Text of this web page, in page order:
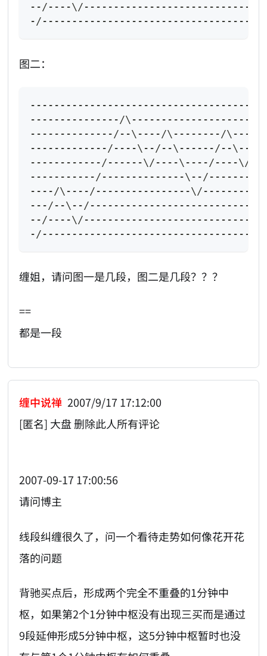
--/----
图二：
---------------/
--------------/--\----/\--------/
-------------/----\--/--\------/--
------------/------\/----\----/----
-----------/--------------
----/\----/----------------
---/--
--/----
缠姐，请问图一是几段，图二是几段？？？
==
都是一段
缠中说禅 2007/9/17 17:12:00
[匿名] 大盘 删除此人所有评论
2007-09-17 17:00:56
请问博主
线段纠缠很久了，问一个看待走势如何像花开花
落的问题
背驰买点后，形成两个完全不重叠的1分钟中
枢，如果第2个1分钟中枢没有出现三买而是通过
9段延伸形成5分钟中枢，这5分钟中枢暂时也没